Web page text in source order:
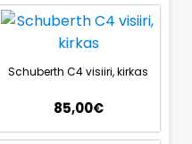
Schuberth C4 visiiri, kirkas
85,00€